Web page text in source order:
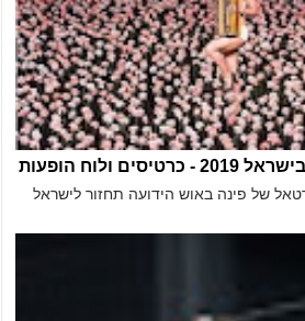
ולוח הופעות
של פינה באוש הידועה תחזור לישראל